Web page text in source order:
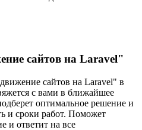
сайтов на Laravel"
сайтов на Laravel" в
с вами в ближайшее
оптимальное решение и
и сроки работ. Поможет
и ответит на все